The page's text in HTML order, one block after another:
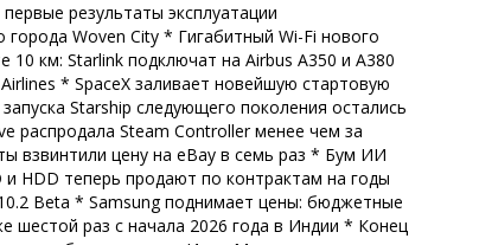
результаты эксплуатации
города Woven City * Гигабитный Wi-Fi нового
10 км: Starlink подключат на Airbus A350 и A380
* SpaceX заливает новейшую стартовую
Starship следующего поколения остались
распродала Steam Controller менее чем за
взвинтили цену на eBay в семь раз * Бум ИИ
и HDD теперь продают по контрактам на годы
Beta * Samsung поднимает цены: бюджетные
шестой раз с начала 2026 года в Индии * Конец